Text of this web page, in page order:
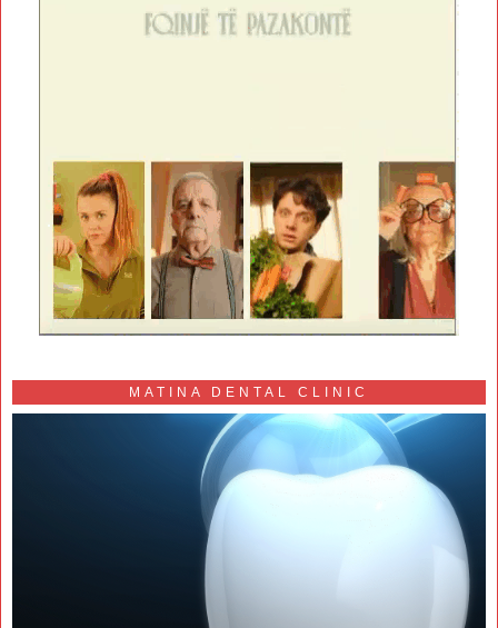
MATINA DENTAL CLINIC